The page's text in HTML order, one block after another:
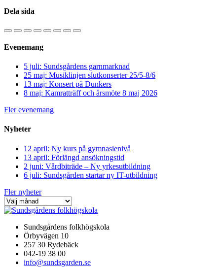
Dela sida
Evenemang
5 juli: Sundsgårdens garnmarknad
25 maj: Musiklinjen slutkonserter 25/5-8/6
13 maj: Konsert på Dunkers
8 maj: Kamratträff och årsmöte 8 maj 2026
Fler evenemang
Nyheter
12 april: Ny kurs på gymnasienivå
13 april: Förlängd ansökningstid
2 juni: Vårdbiträde – Ny yrkesutbildning
6 juli: Sundsgården startar ny IT-utbildning
Fler nyheter
Sundsgårdens folkhögskola
Örbyvägen 10
257 30 Rydebäck
042-19 38 00
info@sundsgarden.se